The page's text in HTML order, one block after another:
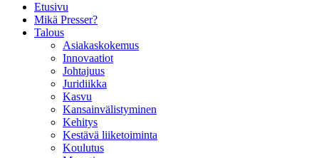
Etusivu
Mikä Presser?
Talous
Asiakaskokemus
Innovaatiot
Johtajuus
Juridiikka
Kasvu
Kansainvälistyminen
Kehitys
Kestävä liiketoiminta
Koulutus